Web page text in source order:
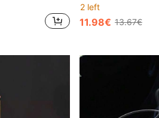
2 left
11.98€ 13.67€